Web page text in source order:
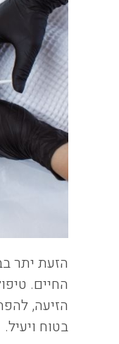
הזעת יתר
החיים.
הזיעה,
בטוח ויעיל.